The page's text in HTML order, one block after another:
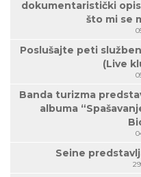
dokumentaristički
što mi se
Poslušajte peti
(Live
Banda turizma
albuma
Seine